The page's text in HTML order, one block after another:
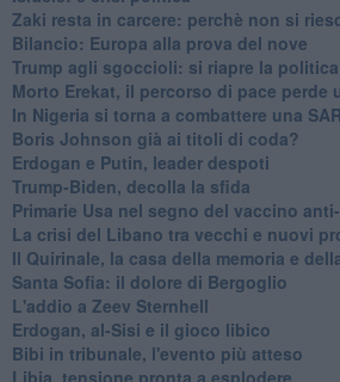
Zaki resta in carcere: perchè non si
Bilancio: Europa alla prova del nove
Trump agli sgoccioli: si riapre la politica
Morto Erekat, il percorso di pace perde
In Nigeria si torna a combattere una
Boris Johnson già ai titoli di coda?
Erdogan e Putin, leader despoti
Trump-Biden, decolla la sfida
Primarie Usa nel segno del vaccino
La crisi del Libano tra vecchi e nuovi
Il Quirinale, la casa della memoria e
Santa Sofia: il dolore di Bergoglio
L'addio a ​Zeev Sternhell
Erdogan, al-Sisi e il gioco libico
Bibi in tribunale, l'evento più atteso
Libia, tensione pronta a esplodere